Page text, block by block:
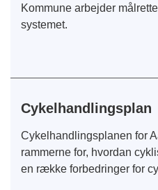
Kommune arbejder
systemet.
Cykelhandlingsplan
Cykelhandlingsplanen for
rammerne for, hvordan
en række forbedringer for